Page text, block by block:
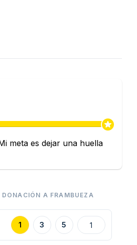
meta es dejar una huella
A FRAMBUEZA
1 3 5